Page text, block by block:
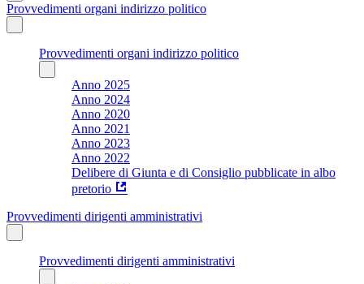
Provvedimenti organi indirizzo politico
Provvedimenti organi indirizzo politico
Anno 2025
Anno 2024
Anno 2020
Anno 2021
Anno 2023
Anno 2022
Delibere di Giunta e di Consiglio pubblicate in albo
pretorio
Provvedimenti dirigenti amministrativi
Provvedimenti dirigenti amministrativi